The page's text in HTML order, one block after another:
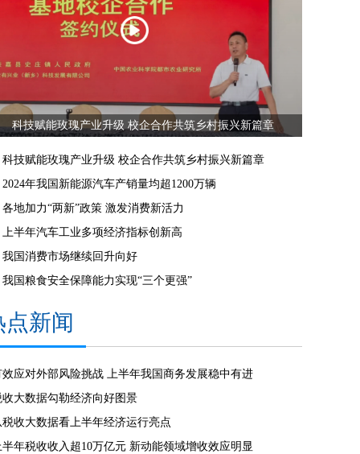
科技赋能玫瑰产业升级 校企合作共筑乡村振兴新篇章
科技赋能玫瑰产业升级 校企合作共筑乡村振兴新篇章
2024年我国新能源汽车产销量均超1200万辆
各地加力“两新”政策 激发消费新活力
上半年汽车工业多项经济指标创新高
我国消费市场继续回升向好
我国粮食安全保障能力实现“三个更强”
点新闻
效应对外部风险挑战 上半年我国商务发展稳中有进
收大数据勾勒经济向好图景
税收大数据看上半年经济运行亮点
半年税收收入超10万亿元 新动能领域增收效应明显